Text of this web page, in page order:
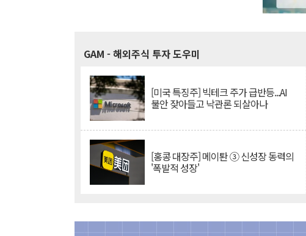
GAM - 해외주식 투자 도우미
[미국 특징주] 빅테크 주가 급반등...AI
불안 잦아들고 낙관론 되살아나
[홍콩 대장주] 메이퇀 ③ 신성장 동력의
'폭발적 성장'